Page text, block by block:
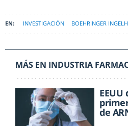
INVESTIGACIÓN BOEHRINGER
MÁS EN INDUSTRIA
de